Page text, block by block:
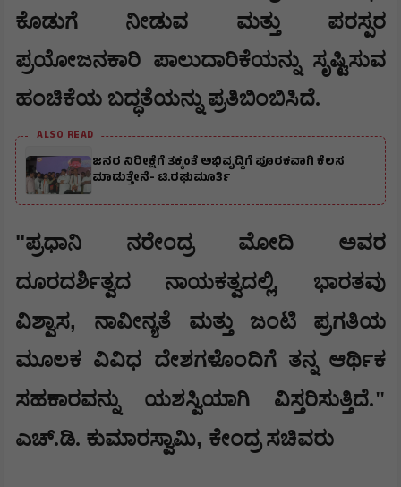
ಕೊಡುಗೆ ನೀಡುವ ಮತ್ತು ಪರಸ್ಪರ
ಪ್ರಯೋಜನಕಾರಿ ಪಾಲುದಾರಿಕೆಯನ್ನು ಸೃಷ್ಟಿಸುವ
ಹಂಚಿಕೆಯ ಬದ್ಧತೆಯನ್ನು ಪ್ರತಿಬಿಂಬಿಸಿದೆ.
ALSO READ
ಜನರ ನಿರೀಕ್ಷೆಗೆ ತಕ್ಕಂತೆ ಅಭಿವೃದ್ದಿಗೆ ಪೂರಕವಾಗಿ ಕೆಲಸ
ಮಾಡುತ್ತೇನೆ- ಟಿ.ರಘುಮೂರ್ತಿ
​"ಪ್ರಧಾನಿ ನರೇಂದ್ರ ಮೋದಿ ಅವರ
ದೂರದರ್ಶಿತ್ವದ ನಾಯಕತ್ವದಲ್ಲಿ, ಭಾರತವು
ವಿಶ್ವಾಸ, ನಾವೀನ್ಯತೆ ಮತ್ತು ಜಂಟಿ ಪ್ರಗತಿಯ
ಮೂಲಕ ವಿವಿಧ ದೇಶಗಳೊಂದಿಗೆ ತನ್ನ ಆರ್ಥಿಕ
ಸಹಕಾರವನ್ನು ಯಶಸ್ವಿಯಾಗಿ ವಿಸ್ತರಿಸುತ್ತಿದೆ."
ಎಚ್.ಡಿ. ಕುಮಾರಸ್ವಾಮಿ, ಕೇಂದ್ರ ಸಚಿವರು